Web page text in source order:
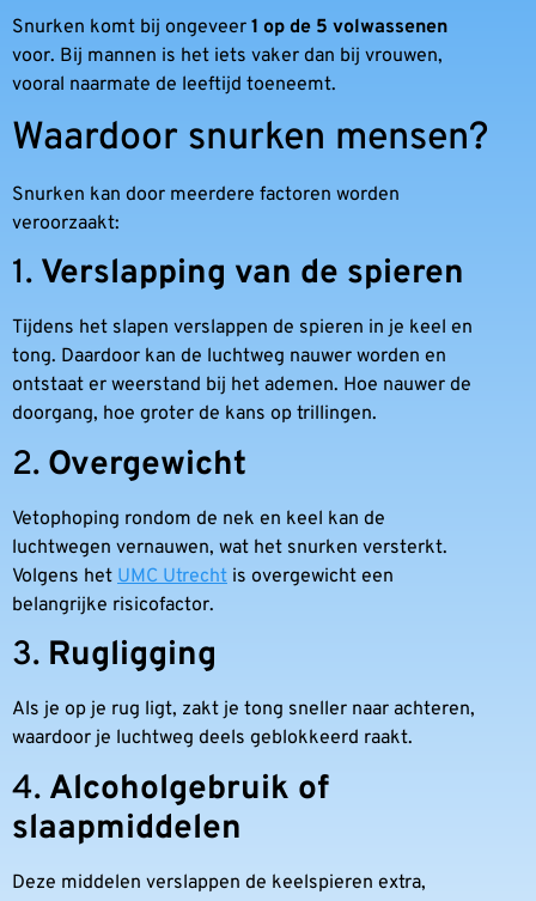
Snurken komt bij ongeveer 1 op de 5 volwassenen
voor. Bij mannen is het iets vaker dan bij vrouwen,
vooral naarmate de leeftijd toeneemt.
Waardoor snurken mensen?
Snurken kan door meerdere factoren worden
veroorzaakt:
1. Verslapping van de spieren
Tijdens het slapen verslappen de spieren in je keel en
tong. Daardoor kan de luchtweg nauwer worden en
ontstaat er weerstand bij het ademen. Hoe nauwer de
doorgang, hoe groter de kans op trillingen.
2. Overgewicht
Vetophoping rondom de nek en keel kan de
luchtwegen vernauwen, wat het snurken versterkt.
Volgens het UMC Utrecht is overgewicht een
belangrijke risicofactor.
3. Rugligging
Als je op je rug ligt, zakt je tong sneller naar achteren,
waardoor je luchtweg deels geblokkeerd raakt.
4. Alcoholgebruik of
slaapmiddelen
Deze middelen verslappen de keelspieren extra,